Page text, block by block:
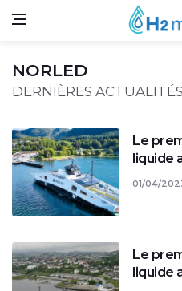
NORLED
DERNIÈRES
Le
liquide
01/04/
Le
liquide